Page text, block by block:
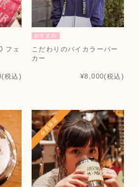
フェ
(税込)
おすすめ
こだわりのバイカラーパー
カー
¥8,000(税込)
会員限定